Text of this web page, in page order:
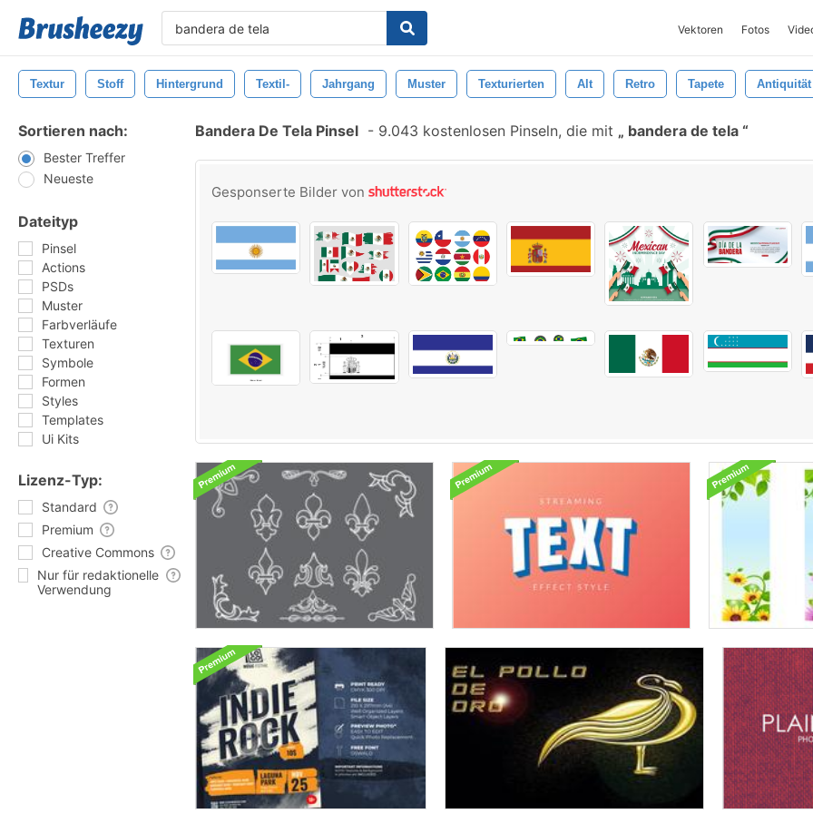
Vektoren Fotos
Textur Stoff Hintergrund Textil- Jahrgang Muster Texturierten Alt Retro Tapete Antiquität
Sortieren nach:
Bester Treffer
Neueste
Dateityp
Pinsel
Actions
PSDs
Muster
Farbverläufe
Texturen
Symbole
Formen
Styles
Templates
Ui Kits
Lizenz-Typ:
Standard
Premium
Creative Commons
Nur für redaktionelle
Verwendung
Bandera De Tela Pinsel - 9.043 kostenlosen Pinseln, die mit bandera de tela
Gesponserte Bilder von